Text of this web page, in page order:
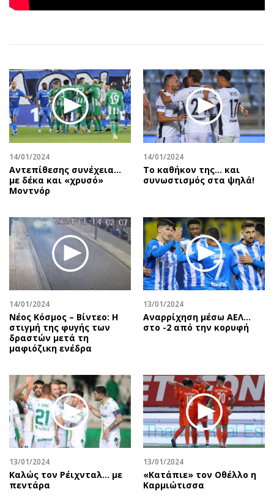
Αθλητισμός
Ελλάδα
Κληρώσεις Allwyn
Οικονομική
Οικονομία
Real Estate
Επιχειρήσεις
Αγορές
Money Review
Trends
Ενέργεια
Ναυτιλία
Περιβάλλον
Κόσμος
Παράξενα
Πολιτισμός
Θέατρο-Χορός
Μουσική
Εικαστικά
Βιβλίο
Χειρόγραφα
Geek
Κινητά-tablets
Αυτοκίνηση
Αφιερώματα
Πολιτική
Οικονομία
Γενικά
Αναδρομές
Πρόσωπα
Good Life
Γυναίκα
Showbiz
Ταξίδια
Έξοδος
Media
Podcasts
Uncut
Προσφορές
Προσωπικότητες στην ''Κ''
Επιστολές
14/01/2024
Αντεπίθεσης συνέχεια…
με δέκα και «χρυσό»
Μοντνόρ
14/01/2024
Tο καθήκον της… και
συνωστισμός στα ψηλά!
14/01/2024
Νέος Κόσμος – Βίντεο: Η
στιγμή της φυγής των
δραστών μετά τη
μαφιόζικη ενέδρα
13/01/2024
Αναρρίχηση μέσω ΑΕΛ…
στο -2 από την κορυφή
13/01/2024
Καλώς τον Ρέιχνταλ… με
πεντάρα
13/01/2024
«Κατάπιε» τον Οθέλλο η
Καρμιώτισσα